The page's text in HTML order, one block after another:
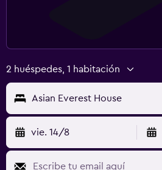
2 huéspedes, 1 habitación
Asian Everest House
vie. 14/8